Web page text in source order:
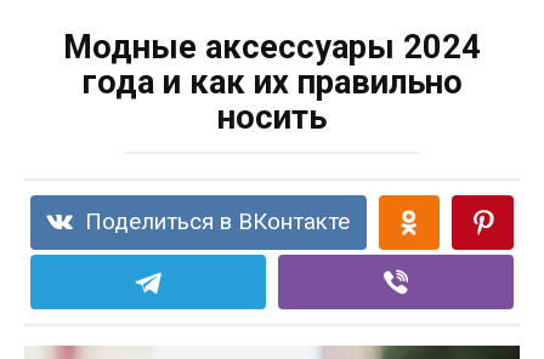
Модные аксессуары 2024
года и как их правильно
носить
Поделиться в ВКонтакте